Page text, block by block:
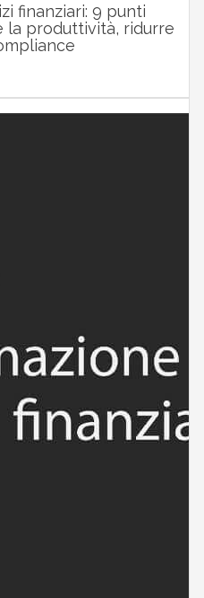
finanziari: 9 punti
la produttività, ridurre